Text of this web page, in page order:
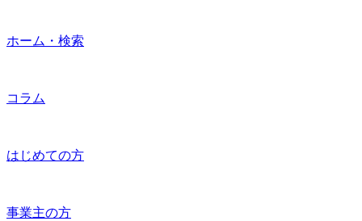
ホーム・検索
コラム
はじめての方
事業主の方